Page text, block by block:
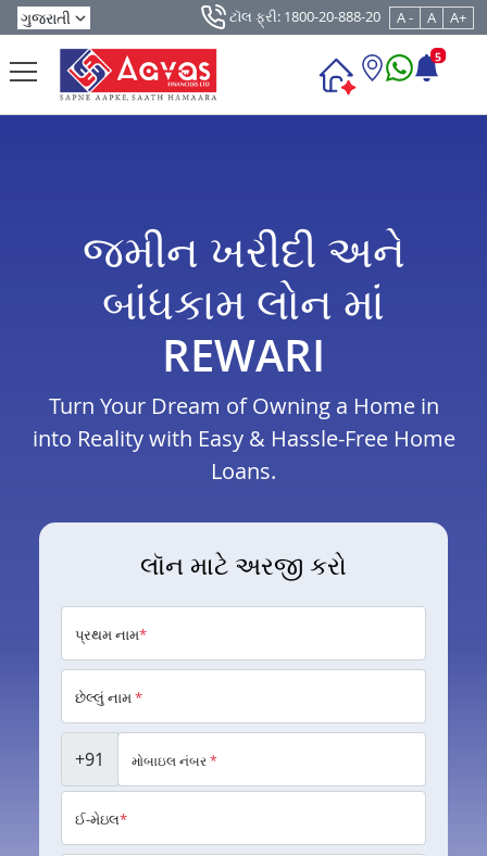
ટૉલ ફ્રી: 1800-20-888-20 A - A A+
5
જમીન ખરીદી અને
બાંધકામ લોન માં
REWARI
Turn Your Dream of Owning a Home in
into Reality with Easy & Hassle-Free Home
Loans.
લૉન માટે અરજી કરો
પ્રથમ નામ*
છેલ્લું નામ*
+91 મોબાઇલ નંબર*
ઈ-મેઇલ*